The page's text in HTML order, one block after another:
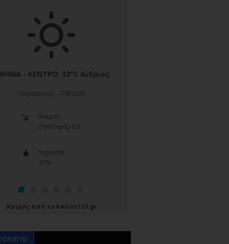
Καιρός από το kairos123.gr